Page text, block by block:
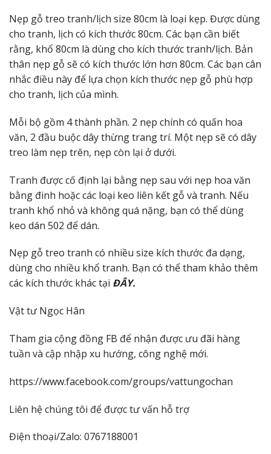
Nẹp gỗ treo tranh/lịch size 80cm là loại kẹp. Được dùng
cho tranh, lịch có kích thước 80cm. Các bạn cần biết
rằng, khổ 80cm là dùng cho kích thước tranh/lịch. Bản
thân nẹp gỗ sẽ có kích thước lớn hơn 80cm. Các bạn cân
nhắc điều này để lựa chọn kích thước nẹp gỗ phù hợp
cho tranh, lịch của mình.
Mỗi bộ gồm 4 thành phần. 2 nẹp chính có quấn hoa
văn, 2 đầu buộc dây thừng trang trí. Một nẹp sẽ có dây
treo làm nẹp trên, nẹp còn lại ở dưới.
Tranh được cố định lại bằng nẹp sau với nẹp hoa văn
bằng đinh hoặc các loại keo liên kết gỗ và tranh. Nếu
tranh khổ nhỏ và không quá nặng, bạn có thể dùng
keo dán 502 để dán.
Nẹp gỗ treo tranh có nhiều size kích thước đa dạng,
dùng cho nhiều khổ tranh. Bạn có thể tham khảo thêm
các kích thước khác tại ĐÂY.
Vật tư Ngọc Hân
Tham gia cộng đồng FB để nhận được ưu đãi hàng
tuần và cập nhập xu hướng, công nghệ mới.
https://www.facebook.com/groups/vattungochan
Liên hệ chúng tôi để được tư vấn hỗ trợ
Điện thoại/Zalo: 0767188001